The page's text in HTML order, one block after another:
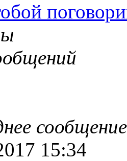
сообщение
15:34